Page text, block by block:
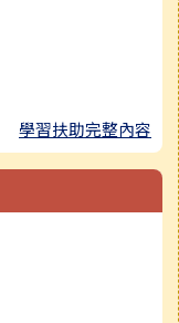
學習扶助完整內容